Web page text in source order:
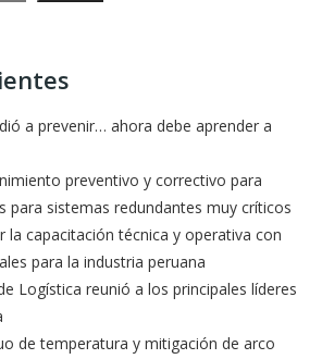
a prevenir… ahora debe aprender a
preventivo y correctivo para
para sistemas redundantes muy críticos
la capacitación técnica y operativa con
para la industria peruana
Logística reunió a los principales líderes
de temperatura y mitigación de arco